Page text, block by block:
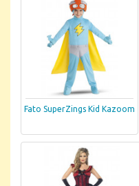
Fato SuperZings Kid Kazoom